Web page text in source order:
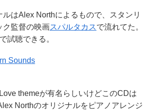
はAlex Northによるもので、スタンリ
ク監督の映画スパルタカスで流れてた。
試聴できる。
Sounds
themeが有名らしいけどこのCDは
Northのオリジナルをピアノアレンジ